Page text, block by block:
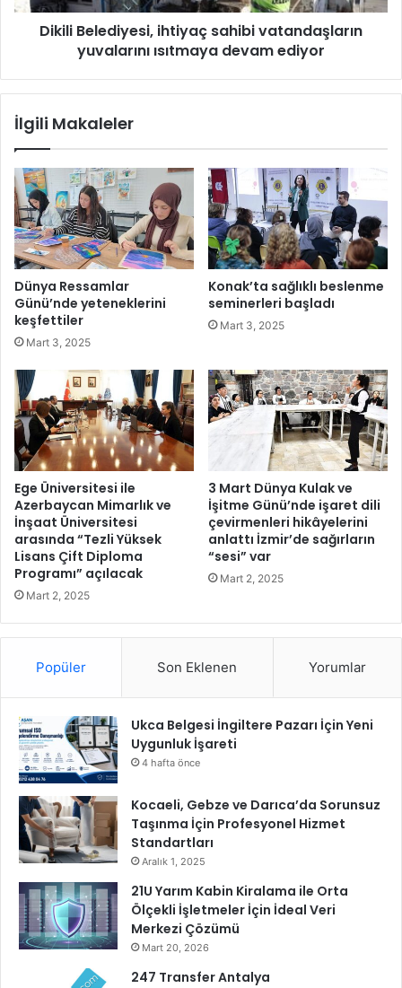
ü
i
e
ü
n
y
a
V
a
r
l
ı
k
h
a
l
k
a
ç
l
ı
y
o
r
l
i
h
t
i
y
ç
s
h
i
b
i
v
a
t
a
n
d
a
ş
l
a
a
a
n
m
a
Dikili Belediyesi, ihtiyaç sahibi vatandaşların
yuvalarını ısıtmaya devam ediyor
İlgili Makaleler
Dünya Ressamlar
Günü’nde yeteneklerini
keşfettiler
Mart 3, 2025
Konak’ta sağlıklı beslenme
seminerleri başladı
Mart 3, 2025
Ege Üniversitesi ile
Azerbaycan Mimarlık ve
İnşaat Üniversitesi
arasında “Tezli Yüksek
Lisans Çift Diploma
Programı” açılacak
Mart 2, 2025
3 Mart Dünya Kulak ve
İşitme Günü’nde işaret dili
çevirmenleri hikâyelerini
anlattı İzmir’de sağırların
“sesi” var
Mart 2, 2025
Popüler Son Eklenen Yorumlar
Ukca Belgesi İngiltere Pazarı İçin Yeni
Uygunluk İşareti
4 hafta önce
Kocaeli, Gebze ve Darıca’da Sorunsuz
Taşınma İçin Profesyonel Hizmet
Standartları
Aralık 1, 2025
21U Yarım Kabin Kiralama ile Orta
Ölçekli İşletmeler İçin İdeal Veri
Merkezi Çözümü
Mart 20, 2026
247 Transfer Antalya